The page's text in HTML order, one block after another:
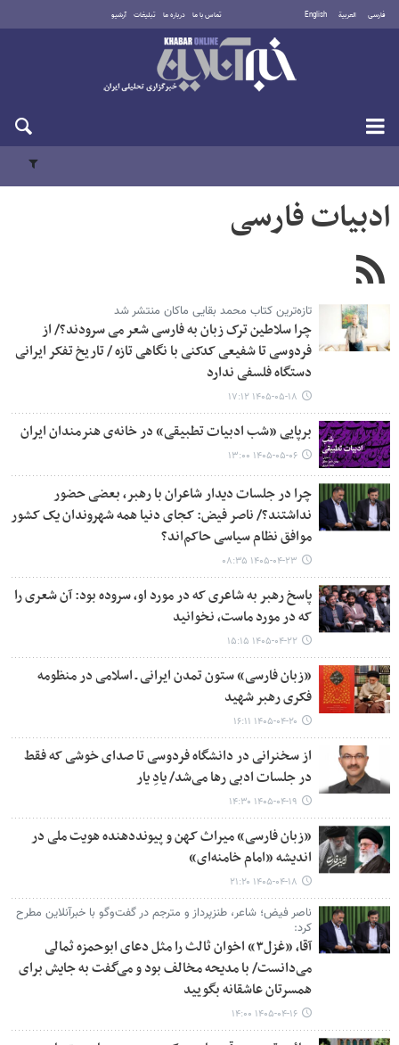
فارسی العربية English تماس با ما درباره ما تبلیغات آرشیو
سه‌شنبه ۲۰ مرداد ۱۴۰۵
ادبیات فارسی
تازه‌ترین کتاب محمد بقایی ‌ماکان منتشر شد
چرا سلاطین ترک زبان به فارسی شعر می سرودند؟/ از
فردوسی تا شفیعی ‌کدکنی با نگاهی تازه / تاریخ تفکر ایرانی
دستگاه فلسفی ندارد
۱۴۰۵-۰۵-۱۸ ۱۷:۱۲
برپایی «شب ادبیات تطبیقی» در خانه‌ی هنرمندان ایران
۱۴۰۵-۰۵-۰۶ ۱۳:۰۰
چرا در جلسات دیدار شاعران با رهبر، بعضی حضور
نداشتند؟/ ناصر فیض: کجای دنیا همه شهروندان یک کشور
موافق نظام سیاسی حاکم‌اند؟
۱۴۰۵-۰۴-۲۳ ۰۸:۳۵
پاسخ رهبر به شاعری که در مورد او، سروده بود: آن شعری را
که در مورد ماست، نخوانید
۱۴۰۵-۰۴-۲۲ ۱۵:۱۵
«زبان فارسی» ستون تمدن ایرانی‌ ـ اسلامی در منظومه
فکری رهبر شهید
۱۴۰۵-۰۴-۲۰ ۱۶:۱۱
از سخنرانی در دانشگاه فردوسی تا صدای خوشی که فقط
در جلسات ادبی رها می‌شد/ یادِ یار
۱۴۰۵-۰۴-۱۹ ۱۴:۳۰
«زبان فارسی» میراث کهن و پیونددهنده هویت ملی در
اندیشه «امام خامنه‌ای»
۱۴۰۵-۰۴-۱۸ ۲۱:۲۰
ناصر فیض؛ شاعر، طنزپرداز و مترجم در گفت‌وگو با خبرآنلاین مطرح
کرد:
آقا، «غزل۳» اخوان ‌ثالث را مثل دعای ابوحمزه ثمالی
می‌دانست/ با مدیحه مخالف بود و می‌گفت به جایش برای
همسرتان عاشقانه بگویید
۱۴۰۵-۰۴-۱۶ ۱۴:۰۰